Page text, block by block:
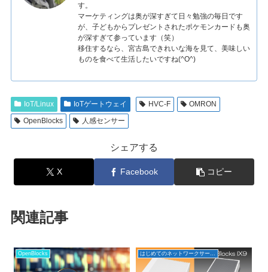
す。
マーケティングは奥が深すぎて日々勉強の毎日です
が、子どもからプレゼントされたポケモンカードも奥
が深すぎて参っています（笑）
移住するなら、宮古島できれいな海を見て、美味しい
ものを食べて生活したいですね(^O^)
IoT/Linux IoTゲートウェイ HVC-F
OMRON
OpenBlocks
人感センサー
シェアする
X Facebook コピー
関連記事
OpenBlocks はじめてのネットワークサーバー